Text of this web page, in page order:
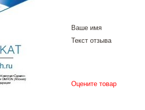
Ваше имя
Текст отзыва
Оцените товар